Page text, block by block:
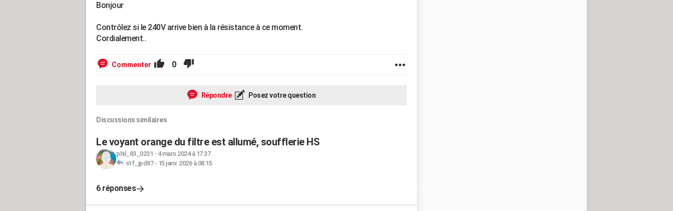
Bonjour
Contrôlez si le 240V arrive bien à la résistance à ce moment.
Cordialement..
Commenter 0
Répondre Posez votre question
Discussions similaires
Le voyant orange du filtre est allumé, soufflerie HS
phil_83_0231 - 4 mars 2024 à 17:37
stf_jpd87- 15 janv. 2026 à 08:15
6 réponses